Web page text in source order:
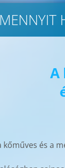
A
kőműves és a